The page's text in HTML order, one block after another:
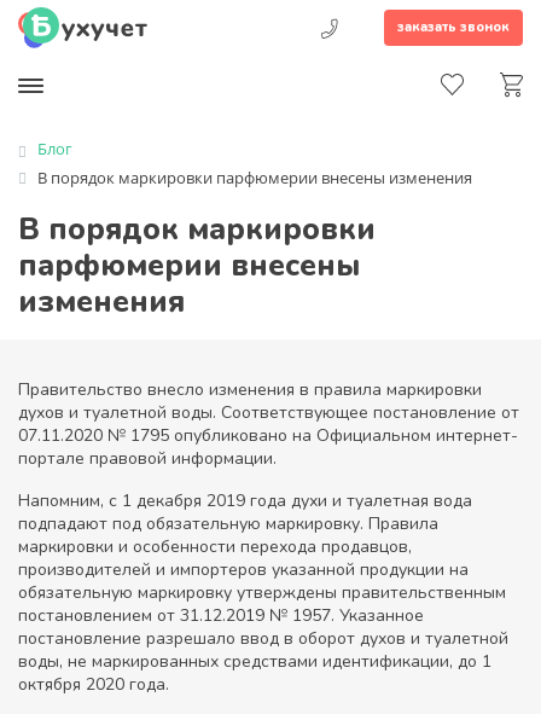
заказать звонок
Блог
В порядок маркировки парфюмерии внесены изменения
В порядок маркировки
парфюмерии внесены
изменения
Правительство внесло изменения в правила маркировки
духов и туалетной воды. Соответствующее постановление от
07.11.2020 № 1795 опубликовано на Официальном интернет-
портале правовой информации.
Напомним, с 1 декабря 2019 года духи и туалетная вода
подпадают под обязательную маркировку. Правила
маркировки и особенности перехода продавцов,
производителей и импортеров указанной продукции на
обязательную маркировку утверждены правительственным
постановлением от 31.12.2019 № 1957. Указанное
постановление разрешало ввод в оборот духов и туалетной
воды, ‎не маркированных средствами идентификации, ‎до 1
октября 2020 года.